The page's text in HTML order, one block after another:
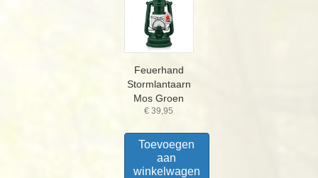
Feuerhand
Stormlantaarn
Mos Groen
€ 39,95
Toevoegen
aan
winkelwagen